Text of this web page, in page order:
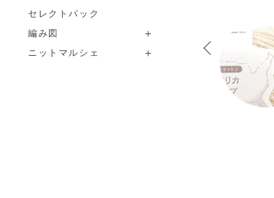
セレクトパック
編み図
ニットマルシェ